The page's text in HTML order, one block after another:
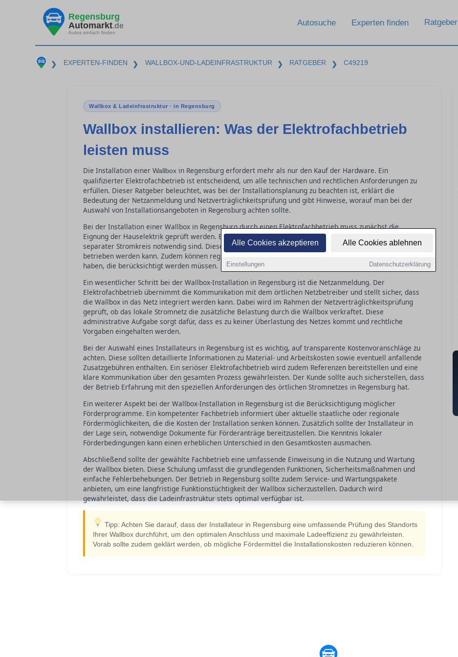
Alle Cookies akzeptieren Alle Cookies ablehnen
Einstellungen Datenschutzerklärung
Regensburg
Automarkt.de
Autos einfach finden
Autosuche Experten finden Ratgeber
❯ EXPERTEN-FINDEN ❯ WALLBOX-UND-LADEINFRASTRUKTUR ❯ RATGEBER ❯ C49219
Wallbox & Ladeinfrastruktur · in Regensburg
Wallbox installieren: Was der Elektrofachbetrieb
leisten muss
Die Installation einer Wallbox in Regensburg erfordert mehr als nur den Kauf der Hardware. Ein
qualifizierter Elektrofachbetrieb ist entscheidend, um alle technischen und rechtlichen Anforderungen zu
erfüllen. Dieser Ratgeber beleuchtet, was bei der Installationsplanung zu beachten ist, erklärt die
Bedeutung der Netzanmeldung und Netzverträglichkeitsprüfung und gibt Hinweise, worauf man bei der
Auswahl von Installationsangeboten in Regensburg achten sollte.
Bei der Installation einer Wallbox in Regensburg durch einen Elektrofachbetrieb muss zunächst die
Eignung der Hauselektrik geprüft werden. Ein Fachmann bewertet, ob zusätzliche Absicherungen oder ein
separater Stromkreis notwendig sind. Diese Evaluierung stellt sicher, dass die Wallbox sicher und effizient
betrieben werden kann. Zudem können regionale Stromanbieter in Regensburg spezielle Anforderungen
haben, die berücksichtigt werden müssen.
Ein wesentlicher Schritt bei der Wallbox-Installation in Regensburg ist die Netzanmeldung. Der
Elektrofachbetrieb übernimmt die Kommunikation mit dem örtlichen Netzbetreiber und stellt sicher, dass
die Wallbox in das Netz integriert werden kann. Dabei wird im Rahmen der Netzverträglichkeitsprüfung
geprüft, ob das lokale Stromnetz die zusätzliche Belastung durch die Wallbox verkraftet. Diese
administrative Aufgabe sorgt dafür, dass es zu keiner Überlastung des Netzes kommt und rechtliche
Vorgaben eingehalten werden.
Bei der Auswahl eines Installateurs in Regensburg ist es wichtig, auf transparente Kostenvoranschläge zu
achten. Diese sollten detaillierte Informationen zu Material- und Arbeitskosten sowie eventuell anfallende
Zusatzgebühren enthalten. Ein seriöser Elektrofachbetrieb wird zudem Referenzen bereitstellen und eine
klare Kommunikation über den gesamten Prozess gewährleisten. Der Kunde sollte auch sicherstellen, dass
der Betrieb Erfahrung mit den speziellen Anforderungen des örtlichen Stromnetzes in Regensburg hat.
Ein weiterer Aspekt bei der Wallbox-Installation in Regensburg ist die Berücksichtigung möglicher
Förderprogramme. Ein kompetenter Fachbetrieb informiert über aktuelle staatliche oder regionale
Fördermöglichkeiten, die die Kosten der Installation senken können. Zusätzlich sollte der Installateur in
der Lage sein, notwendige Dokumente für Förderanträge bereitzustellen. Die Kenntnis lokaler
Förderbedingungen kann einen erheblichen Unterschied in den Gesamtkosten ausmachen.
Abschließend sollte der gewählte Fachbetrieb eine umfassende Einweisung in die Nutzung und Wartung
der Wallbox bieten. Diese Schulung umfasst die grundlegenden Funktionen, Sicherheitsmaßnahmen und
einfache Fehlerbehebungen. Der Betrieb in Regensburg sollte zudem Service- und Wartungspakete
anbieten, um eine langfristige Funktionstüchtigkeit der Wallbox sicherzustellen. Dadurch wird
gewährleistet, dass die Ladeinfrastruktur stets optimal verfügbar ist.
Tipp: Achten Sie darauf, dass der Installateur in Regensburg eine umfassende Prüfung des Standorts
Ihrer Wallbox durchführt, um den optimalen Anschluss und maximale Ladeeffizienz zu gewährleisten.
Vorab sollte zudem geklärt werden, ob mögliche Fördermittel die Installationskosten reduzieren können.